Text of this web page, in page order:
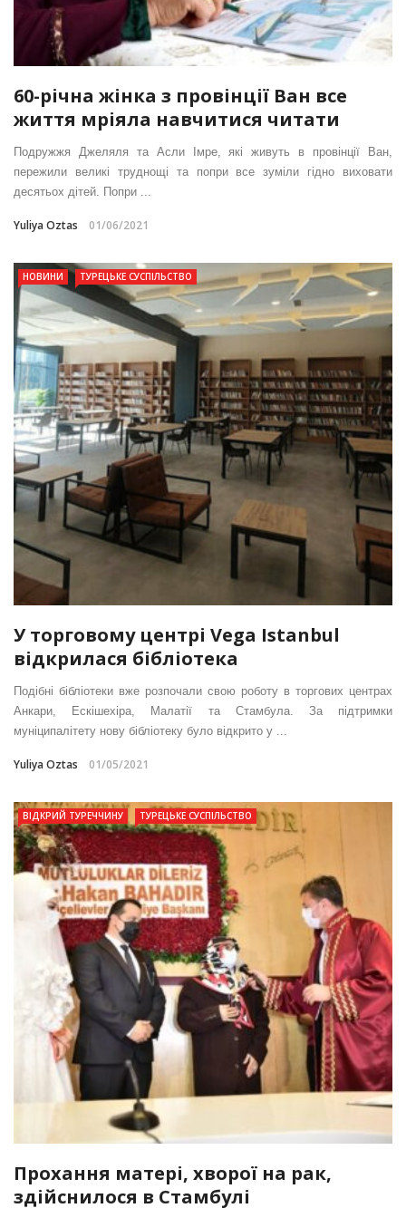
60-річна жінка з провінції Ван все
життя мріяла навчитися читати
Подружжя Джеляля та Асли Імре, які живуть в провінції Ван,
пережили великі труднощі та попри все зуміли гідно виховати
десятьох дітей. Попри ...
Yuliya Oztas 01/06/2021
НОВИНИ ТУРЕЦЬКЕ СУСПІЛЬСТВО
У торговому центрі Vega Istanbul
відкрилася бібліотека
Подібні бібліотеки вже розпочали свою роботу в торгових центрах
Анкари, Ескішехіра, Малатії та Стамбула. За підтримки
муніципалітету нову бібліотеку було відкрито у ...
Yuliya Oztas 01/05/2021
ВІДКРИЙ ТУРЕЧЧИНУ ТУРЕЦЬКЕ СУСПІЛЬСТВО
Прохання матері, хворої на рак,
здійснилося в Стамбулі